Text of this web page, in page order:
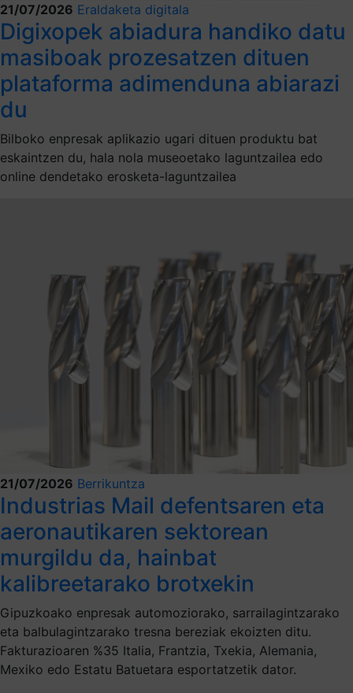
21/07/2026 Eraldaketa digitala
Digixopek abiadura handiko datu
masiboak prozesatzen dituen
plataforma adimenduna abiarazi
du
Bilboko enpresak aplikazio ugari dituen produktu bat
eskaintzen du, hala nola museoetako laguntzailea edo
online dendetako erosketa-laguntzailea
21/07/2026 Berrikuntza
Industrias Mail defentsaren eta
aeronautikaren sektorean
murgildu da, hainbat
kalibreetarako brotxekin
Gipuzkoako enpresak automoziorako, sarrailagintzarako
eta balbulagintzarako tresna bereziak ekoizten ditu.
Fakturazioaren %35 Italia, Frantzia, Txekia, Alemania,
Mexiko edo Estatu Batuetara esportatzetik dator.